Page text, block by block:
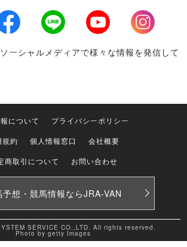
Facebook LINE Youtube
Instagram
ーシャルメディアで様々な情報を発信して
について
プライバシーポリシー
規約
個人情報窓口
会社概要
商取引について
お問い合わせ
予想・競馬情報ならJRA-VAN
SERVICE CO.,LTD. All rights reserved.
Photo by getty Images